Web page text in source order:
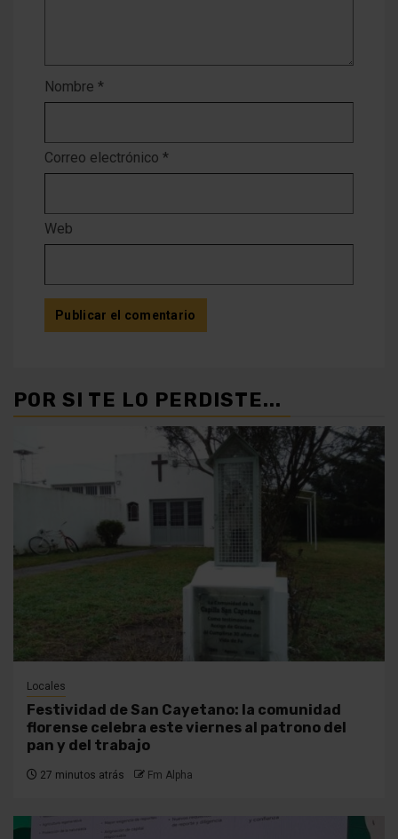
Nombre *
Correo electrónico *
Web
POR SI TE LO PERDISTE...
Locales
Festividad de San Cayetano: la comunidad
florense celebra este viernes al patrono del
pan y del trabajo
27 minutos atrás Fm Alpha